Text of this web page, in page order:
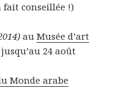
conseillée !)
auMusée d’art
jusqu’au 24 août
Monde arabe